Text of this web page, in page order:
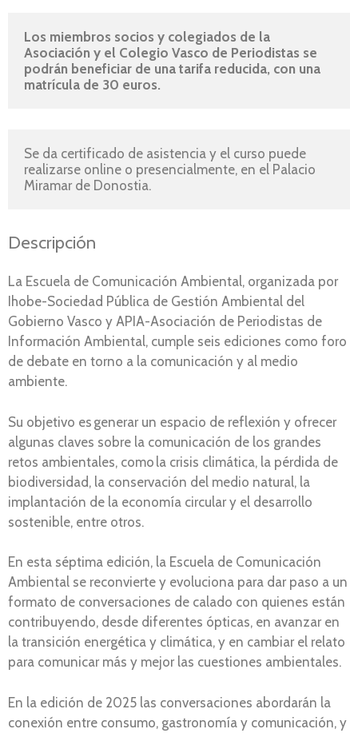
Los miembros socios y colegiados de la
Asociación y el Colegio Vasco de Periodistas se
podrán beneficiar de una tarifa reducida, con una
matrícula de 30 euros.
Se da certificado de asistencia y el curso puede
realizarse online o presencialmente, en el Palacio
Miramar de Donostia.
Descripción
La Escuela de Comunicación Ambiental, organizada por
Ihobe-Sociedad Pública de Gestión Ambiental del
Gobierno Vasco y APIA-Asociación de Periodistas de
Información Ambiental, cumple seis ediciones como foro
de debate en torno a la comunicación y al medio
ambiente.
Su objetivo es generar un espacio de reflexión y ofrecer
algunas claves sobre la comunicación de los grandes
retos ambientales, como la crisis climática, la pérdida de
biodiversidad, la conservación del medio natural, la
implantación de la economía circular y el desarrollo
sostenible, entre otros.
En esta séptima edición, la Escuela de Comunicación
Ambiental se reconvierte y evoluciona para dar paso a un
formato de conversaciones de calado con quienes están
contribuyendo, desde diferentes ópticas, en avanzar en
la transición energética y climática, y en cambiar el relato
para comunicar más y mejor las cuestiones ambientales.
En la edición de 2025 las conversaciones abordarán la
conexión entre consumo, gastronomía y comunicación, y